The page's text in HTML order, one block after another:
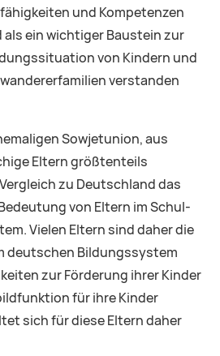
und Kompetenzen
ein wichtiger Baustein zur
von Kindern und
verstanden
Sowjetunion, aus
Eltern größtenteils
zu Deutschland das
von Eltern im Schul-
Vielen Eltern sind daher die
deutschen Bildungssystem
zur Förderung ihrer Kinder
für ihre Kinder
sich für diese Eltern daher